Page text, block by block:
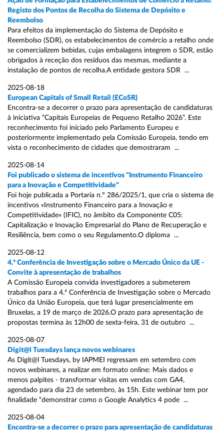
Registo dos Pontos de Recolha do Sistema de Depósito e
Reembolso
Para efeitos da implementação do Sistema de Depósito e
Reembolso (SDR), os estabelecimentos de comércio a retalho onde
se comercializem bebidas, cujas embalagens integrem o SDR, estão
obrigados à receção dos resíduos das mesmas, mediante a
instalação de pontos de recolha.A entidade gestora SDR ...
2025-08-18
European Capitals of Small Retail (ECoSR)
Encontra-se a decorrer o prazo para apresentação de candidaturas
à iniciativa “Capitais Europeias de Pequeno Retalho 2026”. Este
reconhecimento foi iniciado pelo Parlamento Europeu e
posteriormente implementado pela Comissão Europeia, tendo em
vista o reconhecimento de cidades que demostraram ...
2025-08-14
Foi publicado o sistema de incentivos "Instrumento Financeiro
para a Inovação e Competitividade"
Foi hoje publicada a Portaria n.º 286/2025/1, que cria o sistema de
incentivos «Instrumento Financeiro para a Inovação e
Competitividade» (IFIC), no âmbito da Componente C05:
Capitalização e Inovação Empresarial do Plano de Recuperação e
Resiliência, bem como o seu Regulamento.O diploma ...
2025-08-12
4.ª Conferência de Investigação sobre o Mercado Único da UE -
Convite à apresentação de trabalhos
A Comissão Europeia convida investigadores a submeterem
trabalhos para a 4.ª Conferência de Investigação sobre o Mercado
Único da União Europeia, que terá lugar presencialmente em
Bruxelas, a 19 de março de 2026.O prazo para apresentação de
propostas termina às 12h00 de sexta-feira, 31 de outubro ...
2025-08-07
Digit@l Tuesdays lança novos webinares
As Digit@l Tuesdays, by IAPMEI regressam em setembro com
novos webinares, a realizar em formato online: Mais dados e
menos palpites - transformar visitas em vendas com GA4,
agendado para dia 23 de setembro, às 15h. Este webinar tem por
finalidade “demonstrar como o Google Analytics 4 pode ...
2025-08-04
Encontra-se a decorrer o prazo para apresentação de candidaturas